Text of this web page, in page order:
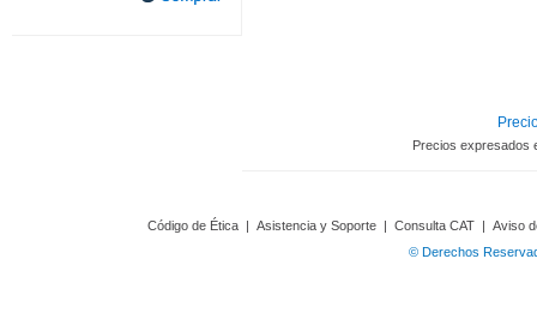
Precios expresados
Código de Ética | Asistencia y Soporte | Consulta CAT | Aviso
© Derechos